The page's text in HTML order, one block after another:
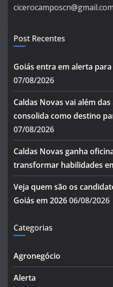
cicerocamposcn@gmail.com
Post Recentes
Goiás entra em alerta
07/08/2026
Caldas Novas vai além
consolida como destino
07/08/2026
Caldas Novas ganha
transformar habilidades
Veja quem são os
Goiás em 202606/08/2026
Categorias
Agronegócio
Alerta